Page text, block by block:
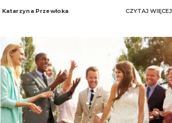
Posted
Katarzyna Przewłoka CZYTAJ WIĘCEJ